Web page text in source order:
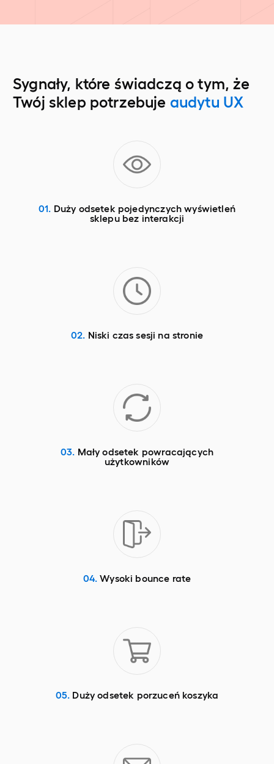
Sygnały, które świadczą o tym, że
Twój sklep potrzebuje audytu UX
01. Duży odsetek pojedynczych wyświetleń
sklepu bez interakcji
02. Niski czas sesji na stronie
03. Mały odsetek powracających
użytkowników
04. Wysoki bounce rate
05. Duży odsetek porzuceń koszyka